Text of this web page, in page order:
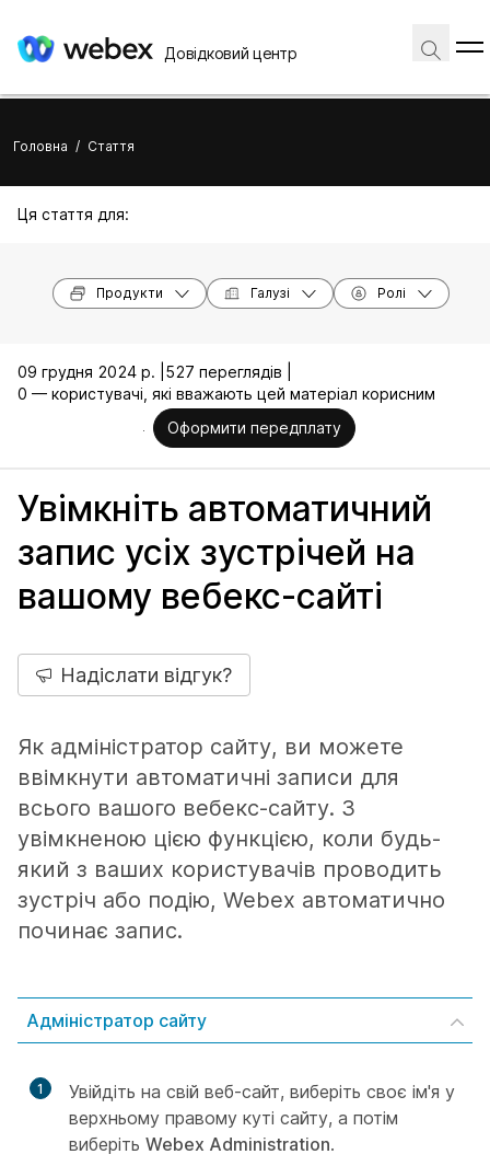
Довідковий центр
Головна / Стаття
Ця стаття для:
Продукти Галузі Ролі
09 грудня 2024 р. | 527 переглядів |
0 — користувачі, які вважають цей матеріал корисним
Оформити передплату
Увімкніть автоматичний
запис усіх зустрічей на
вашому вебекс-сайті
Надіслати відгук?
Як адміністратор сайту, ви можете
ввімкнути автоматичні записи для
всього вашого вебекс-сайту. З
увімкненою цією функцією, коли будь-
який з ваших користувачів проводить
зустріч або подію, Webex автоматично
починає запис.
Адміністратор сайту
1
Увійдіть на свій веб-сайт, виберіть своє ім'я у
верхньому правому куті сайту, а потім
виберіть Webex Administration.